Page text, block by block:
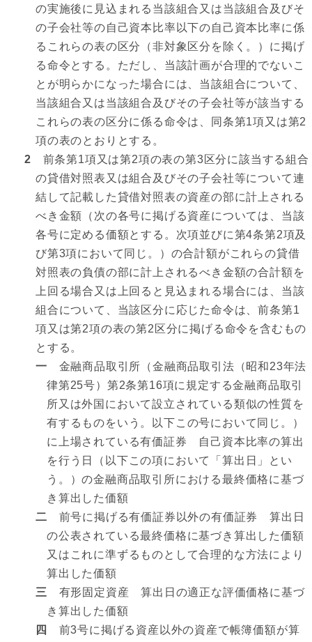
の実施後に見込まれる当該組合又は当該組合及びそ
の子会社等の自己資本比率以下の自己資本比率に係
るこれらの表の区分（非対象区分を除く。）に掲げ
る命令とする。ただし、当該計画が合理的でないこ
とが明らかになった場合には、当該組合について、
当該組合又は当該組合及びその子会社等が該当する
これらの表の区分に係る命令は、同条第1項又は第2
項の表のとおりとする。
2 前条第1項又は第2項の表の第3区分に該当する組合
の貸借対照表又は組合及びその子会社等について連
結して記載した貸借対照表の資産の部に計上される
べき金額（次の各号に掲げる資産については、当該
各号に定める価額とする。次項並びに第4条第2項及
び第3項において同じ。）の合計額がこれらの貸借
対照表の負債の部に計上されるべき金額の合計額を
上回る場合又は上回ると見込まれる場合には、当該
組合について、当該区分に応じた命令は、前条第1
項又は第2項の表の第2区分に掲げる命令を含むもの
とする。
一 金融商品取引所（金融商品取引法（昭和23年法
律第25号）第2条第16項に規定する金融商品取引
所又は外国において設立されている類似の性質を
有するものをいう。以下この号において同じ。）
に上場されている有価証券 自己資本比率の算出
を行う日（以下この項において「算出日」とい
う。）の金融商品取引所における最終価格に基づ
き算出した価額
二 前号に掲げる有価証券以外の有価証券 算出日
の公表されている最終価格に基づき算出した価額
又はこれに準ずるものとして合理的な方法により
算出した価額
三
有形固定資産 算出日の適正な評価価格に基づ
き算出した価額
四
前3号に掲げる資産以外の資産で帳簿価額が算